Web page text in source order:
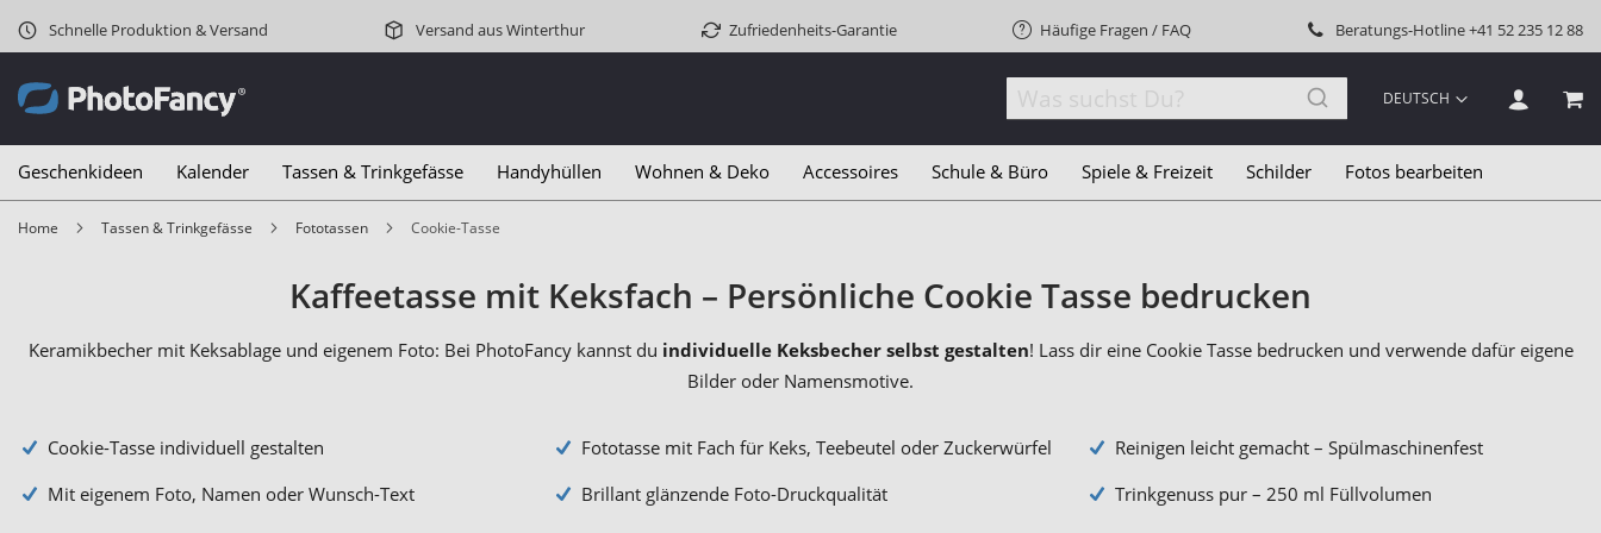
Schnelle Produktion & Versand Versand aus Winterthur Zufriedenheits-Garantie Häufige Fragen / FAQ Beratungs-Hotline+41 52 235 12 88
SPRACHE
DEUTSCH
Geschenkideen Kalender Tassen & Trinkgefässe Handyhüllen Wohnen & Deko Accessoires Schule & Büro Spiele & Freizeit Schilder Fotos bearbeiten
Home Tassen & Trinkgefässe Fototassen Cookie-Tasse
Kaffeetasse mit Keksfach – Persönliche Cookie Tasse bedrucken
Keramikbecher mit Keksablage und eigenem Foto: Bei PhotoFancy kannst du individuelle Keksbecher selbst gestalten! Lass dir eine Cookie Tasse bedrucken und verwende dafür eigene
Bilder oder Namensmotive.
Cookie-Tasse individuell gestalten
Mit eigenem Foto, Namen oder Wunsch-Text
Fototasse mit Fach für Keks, Teebeutel oder Zuckerwürfel
Brillant glänzende Foto-Druckqualität
Reinigen leicht gemacht – Spülmaschinenfest
Trinkgenuss pur – 250 ml Füllvolumen